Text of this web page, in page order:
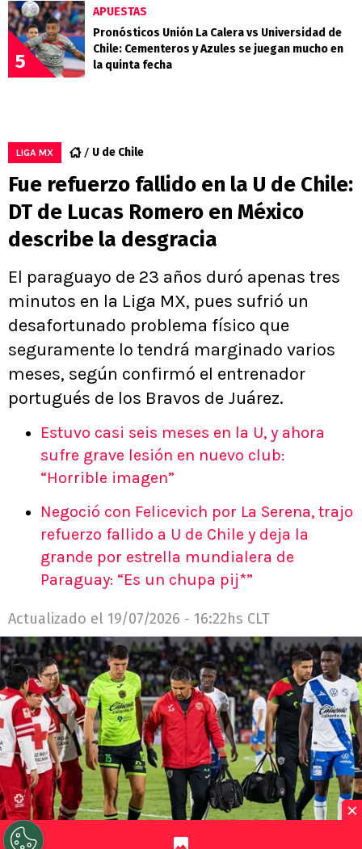
5
APUESTAS
Pronósticos Unión La Calera vs Universidad de
Chile: Cementeros y Azules se juegan mucho en
la quinta fecha
LIGA MX U de Chile
Fue refuerzo fallido en la U de Chile:
DT de Lucas Romero en México
describe la desgracia
El paraguayo de 23 años duró apenas tres
minutos en la Liga MX, pues sufrió un
desafortunado problema físico que
seguramente lo tendrá marginado varios
meses, según confirmó el entrenador
portugués de los Bravos de Juárez.
Estuvo casi seis meses en la U, y ahora
sufre grave lesión en nuevo club:
“Horrible imagen”
Negoció con Felicevich por La Serena, trajo
refuerzo fallido a U de Chile y deja la
grande por estrella mundialera de
Paraguay: “Es un chupa pij*”
Actualizado el 19/07/2026 - 16:22hs CLT
×